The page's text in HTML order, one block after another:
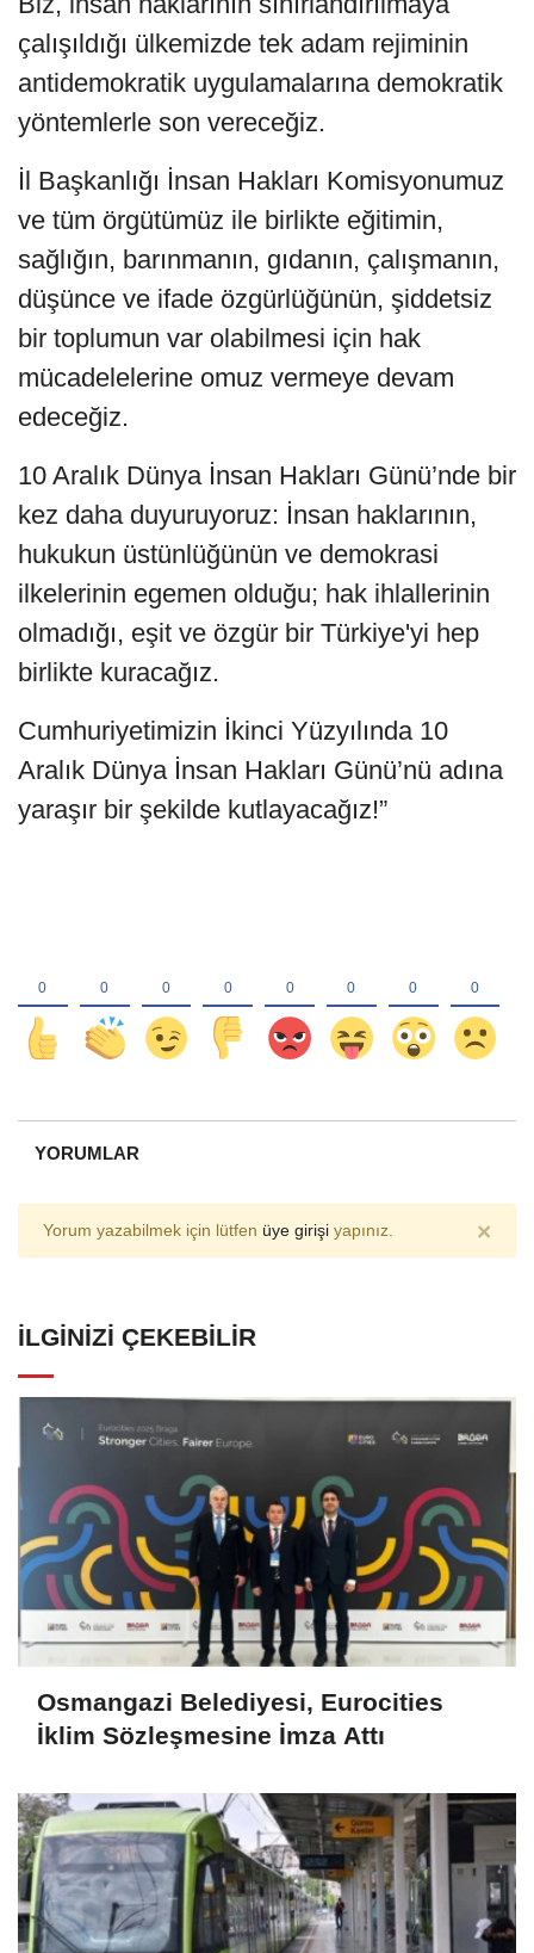
çalışıldığı ülkemizde tek adam rejiminin
antidemokratik uygulamalarına demokratik
yöntemlerle son vereceğiz.
İl Başkanlığı İnsan Hakları Komisyonumuz
ve tüm örgütümüz ile birlikte eğitimin,
sağlığın, barınmanın, gıdanın, çalışmanın,
düşünce ve ifade özgürlüğünün, şiddetsiz
bir toplumun var olabilmesi için hak
mücadelelerine omuz vermeye devam
edeceğiz.
10 Aralık Dünya İnsan Hakları Günü’nde bir
kez daha duyuruyoruz: İnsan haklarının,
hukukun üstünlüğünün ve demokrasi
ilkelerinin egemen olduğu; hak ihlallerinin
olmadığı, eşit ve özgür bir Türkiye'yi hep
birlikte kuracağız.
Cumhuriyetimizin İkinci Yüzyılında 10
Aralık Dünya İnsan Hakları Günü’nü adına
yaraşır bir şekilde kutlayacağız!”
YORUMLAR
Yorum yazabilmek için lütfen üye girişi yapınız. ×
İLGINIZI ÇEKEBILIR
Osmangazi Belediyesi, Eurocities
İklim Sözleşmesine İmza Attı